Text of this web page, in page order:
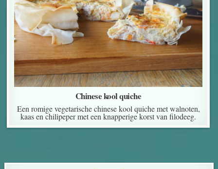
Chinese kool quiche
Een romige vegetarische chinese kool quiche met walnoten,
kaas en chilipeper met een knapperige korst van filodeeg.